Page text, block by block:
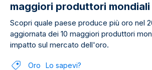
maggiori produttori mondiali
Scopri quale paese produce più oro nel
aggiornata dei 10 maggiori produttori
impatto sul mercato dell'oro.
Oro Lo sapevi?